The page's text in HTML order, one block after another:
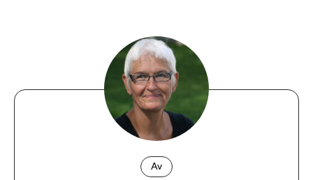
Av